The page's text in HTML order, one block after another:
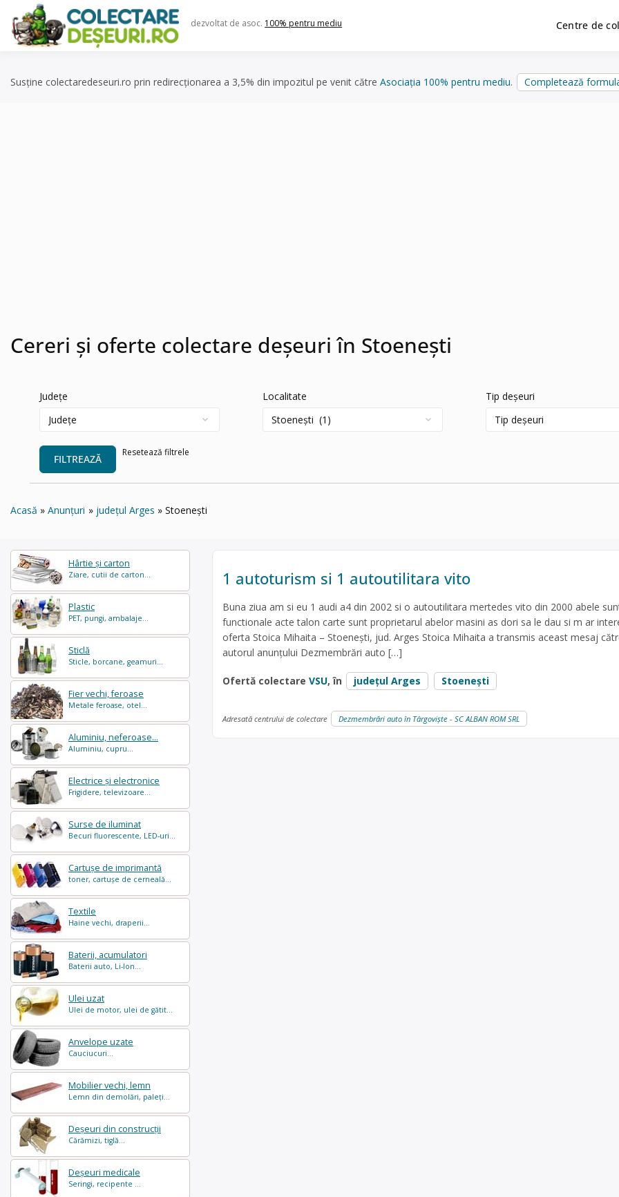
content
dezvoltat de asoc. 100% pentru mediu Centre de
Susține colectaredeseuri.ro prin redirecționarea a 3,5% din impozitul pe venit către Asociația 100% pentru mediu. Completează
Cereri și oferte colectare deșeuri în Stoeneşti
Județe Localitate Tip deșeuri
FILTREAZĂ
Resetează filtrele
Acasă Anunțuri județul Arges Stoeneşti
Hârtie și carton
Ziare, cutii de carton...
Plastic
PET, pungi, ambalaje...
Sticlă
Sticle, borcane, geamuri...
Fier vechi, feroase
Metale feroase, otel...
Aluminiu, neferoase...
Aluminiu, cupru...
Electrice și electronice
Frigidere, televizoare...
Surse de iluminat
Becuri fluorescente, LED-uri...
Cartușe de imprimantă
toner, cartușe de cerneală...
Textile
Haine vechi, draperii...
Baterii, acumulatori
Baterii auto, Li-Ion...
Ulei uzat
Ulei de motor, ulei de gătit...
Anvelope uzate
Cauciucuri...
Mobilier vechi, lemn
Lemn din demolări, paleți...
Deșeuri din construcții
Cărămizi, tiglă...
Deșeuri medicale
Seringi, recipente ...
1 autoturism si 1 autoutilitara vito
Buna ziua am si eu 1 audi a4 din 2002 si o autoutilitara mertedes vito din 2000 abele
functionale acte talon carte sunt proprietarul abelor masini as dori sa le dau si m ar
oferta Stoica Mihaita – Stoenești, jud. Arges Stoica Mihaita a transmis aceast mesaj
autorul anunțului Dezmembrări auto […]
Ofertă colectare VSU, în județul Arges Stoeneşti
Adresată centrului de colectare Dezmembrări auto în Târgoviște - SC ALBAN ROM SRL